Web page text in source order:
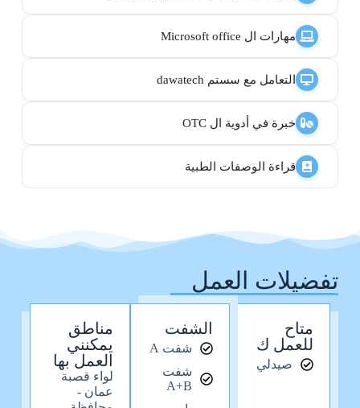
مهارات ال Microsoft office
التعامل مع سستم dawatech
خبرة في أدوية ال OTC
قراءة الوصفات الطبية
تفضيلات العمل
متاح
للعمل ك
صيدلي
الشفت
شفت A
شفت
A+B
مناطق
يمكنني
العمل بها
لواء قصبة
عمان -